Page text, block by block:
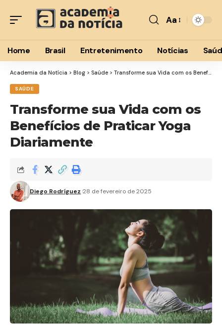
Font
Resizer
Aa
Home Brasil Entretenimento Notícias
Academia da Notícia > Blog > Saúde > Transforme sua Vida com os Benefícios de Praticar Yoga Diariamente
SAÚDE
Transforme sua Vida com os
Benefícios de Praticar Yoga
Diariamente
Diego Rodríguez 28 de fevereiro de 2025